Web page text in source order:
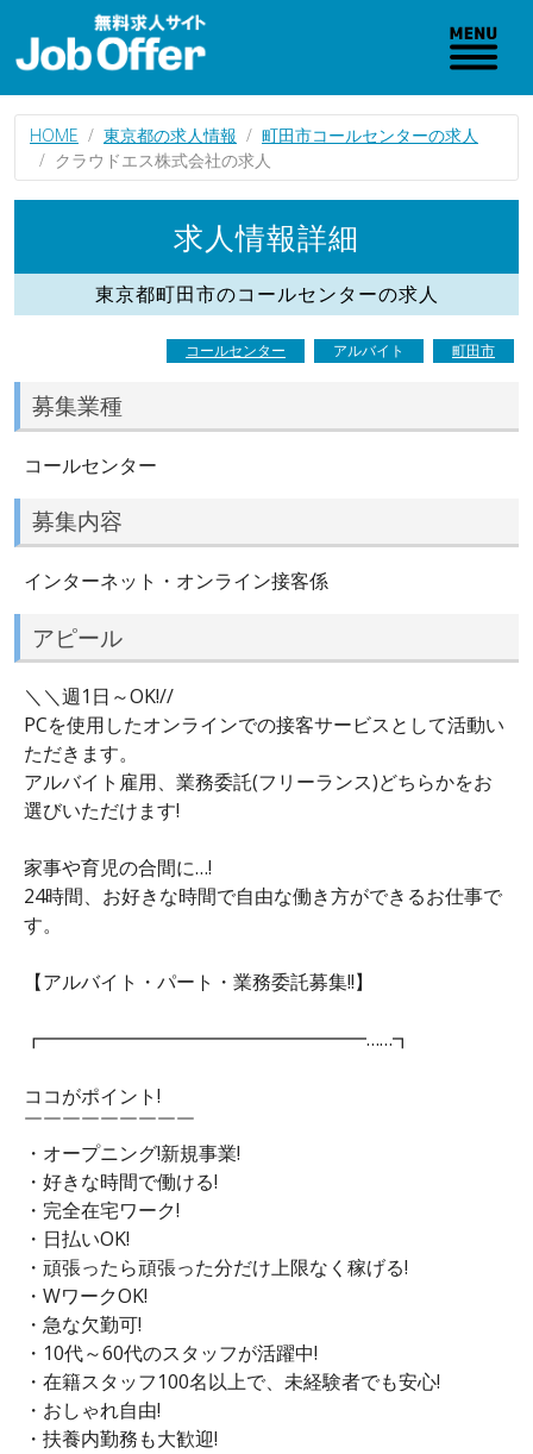
HOME 東京都の求人情報
町田市コールセンターの求人
クラウドエス株式会社の求人
求人情報詳細
東京都町田市のコールセンターの求人
コールセンター アルバイト 町田市
募集業種
コールセンター
募集内容
インターネット・オンライン接客係
アピール
＼＼週1日～OK!//
PCを使用したオンラインでの接客サービスとして活動い
ただきます。
アルバイト雇用、業務委託(フリーランス)どちらかをお
選びいただけます!
家事や育児の合間に…!
24時間、お好きな時間で自由な働き方ができるお仕事で
す。
【アルバイト・パート・業務委託募集!!】
┏━━━━━━━━━━━━━━━━━……┓
ココがポイント!
￣￣￣￣￣￣￣￣￣
・オープニング!新規事業!
・好きな時間で働ける!
・完全在宅ワーク!
・日払いOK!
・頑張ったら頑張った分だけ上限なく稼げる!
・WワークOK!
・急な欠勤可!
・10代～60代のスタッフが活躍中!
・在籍スタッフ100名以上で、未経験者でも安心!
・おしゃれ自由!
・扶養内勤務も大歓迎!